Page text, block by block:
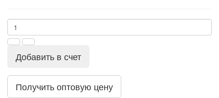
Добавить в счет
Получить оптовую цену